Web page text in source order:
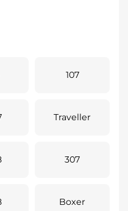
107
Traveller
307
Boxer